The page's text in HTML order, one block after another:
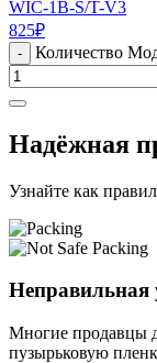
WIC-1B-S/T-V3
825₽
- Количество
Надёжная
Узнайте как
Неправильная
Многие продавцы
пузырьковую